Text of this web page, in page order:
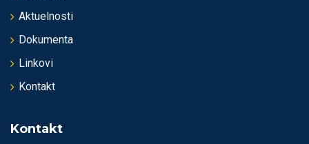
Aktuelnosti
Dokumenta
Linkovi
Kontakt
Kontakt